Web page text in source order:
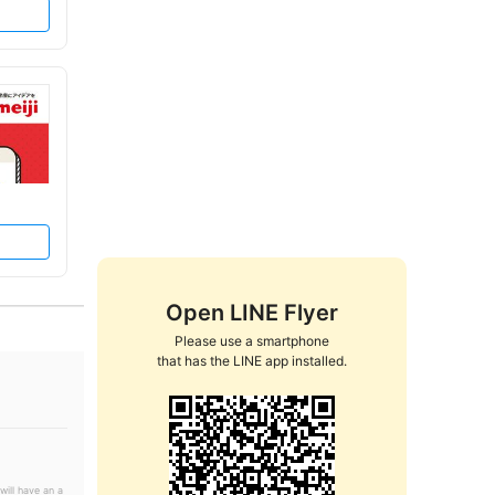
Open LINE Flyer
Please use a smartphone
that has the LINE app installed.
have an a